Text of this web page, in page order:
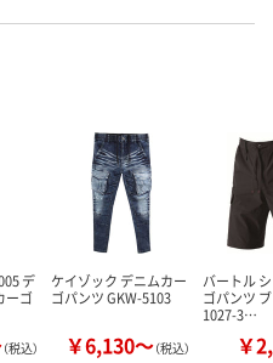
デ
ーゴ
（税込）
ケイゾック デニムカー
ゴパンツ GKW-5103
￥6,130～（税込）
バートル
ゴパンツ
1027-3…
￥